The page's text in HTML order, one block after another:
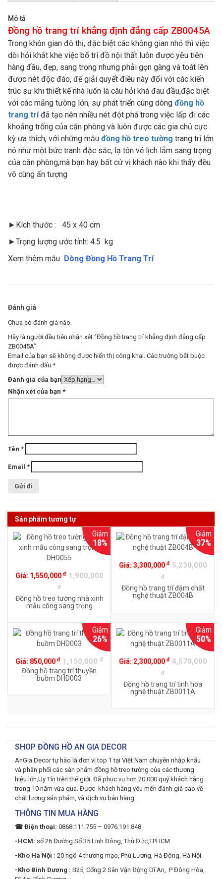
Mô tả
Đồng hồ trang trí khẳng định đẳng cấp ZB0045A
Trong khôn gian đô thị, đặc biệt các không gian nhỏ thì việc
dòi hỏi khắt khe việc bố trí đồ nội thất luôn được yêu tiên
hàng đầu, đẹp, sang trọng nhưng phải gọn gàng và toát lên
được nét độc đáo, để giải quyết điều này đối với các kiến
trúc sư khi thiết kế nhà luôn là câu hỏi khá đau đầu,đặc biệt
với các mảng tường lớn, sự phát triển cùng dòng đồng hồ
trang tríđã tạo nên nhiều nét đột phá trong việc lấp đi các
khoảng trống của căn phòng và luôn được các gia chủ cực
kỳ ưa thích, với những mẫu đồng hồ treo tường trang trí lớn
nó như một bức tranh đặc sắc, lạ tôn vẻ lịch lẵm sang trọng
của căn phòng,mà bạn hay bất cứ vị khách nào khi thấy đều
vô cùng ấn tượng
►Kích thước : 45 x 40 cm
►Trọng lượng ước tính: 4.5 kg
Xem thêm mẫu Dòng Đồng Hồ Trang Trí
Đánh giá
Chưa có đánh giá nào.
Hãy là người đầu tiên nhận xét “Đồng hồ trang trí khẳng định đẳng cấp
ZB0045A”
Email của bạn sẽ không được hiển thị công khai. Các trường bắt buộc
được đánh dấu *
Đánh giá của bạn
Nhận xét của bạn *
Tên *
Email *
Sản phẩm tương tự
Giảm
18%
Giá: 1,550,000 đ 1,900,000
đ
Đồng hồ treo tường nhà xinh
mẫu công sang trọng
Giảm
37%
Giá: 3,300,000 đ 5,230,000
đ
Đồng hồ trang trí đậm chất
nghệ thuật ZB004B
Giảm
26%
Giá: 850,000 đ 1,150,000 đ
Đồng hồ trang trí thuyền
buồm DHD003
Giảm
50%
Giá: 2,300,000 đ 4,570,000
đ
Đồng hồ trang trí tinh hoa
nghệ thuật ZB0011A
SHOP ĐỒNG HỒ AN GIA DECOR
AnGia Decor tự hào là đơn vị top 1 tại Việt Nam chuyên nhập khẩu
và phân phối các sản phẩm đồng hồ treo tường của các thương
hiệu lớn,Uy Tín trên thế giới. Đã phục vụ hơn 20.000 quý khách hàng
trong 10 năm vừa qua. Được khách hàng yêu mến đánh giá cao về
chất lượng sản phẩm, và dịch vụ bán hàng.
THÔNG TIN MUA HÀNG
☎ Điện thoại: 0868.111.755 – 0976.191.848
-HCM: số 26 Đường Số 35 Linh Đông, Thủ Đức,TPHCM
-Kho Hà Nội : 20 ngõ 4 thương mạo, Phú Lương, Hà Đông, Hà Nội
-Kho Bình Dương : B25, Cổng 2 Sân Vận Động Dĩ An, P Đông Hòa,